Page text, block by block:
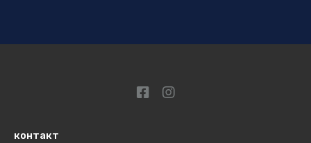
контакт